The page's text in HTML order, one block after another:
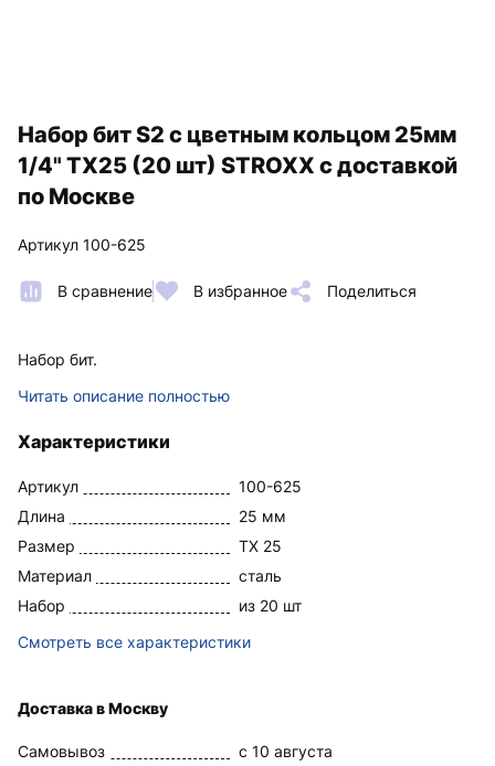
Набор бит S2 с цветным кольцом 25мм
1/4" TX25 (20 шт) STROXX с доставкой
по Москве
Артикул 100-625
В сравнение В избранное Поделиться
Набор бит.
Читать описание полностью
Характеристики
Артикул
100-625
Длина
25 мм
Размер
TX 25
Материал
сталь
Набор
из 20 шт
Смотреть все характеристики
Доставка в Москву
Самовывоз
c 10 августа